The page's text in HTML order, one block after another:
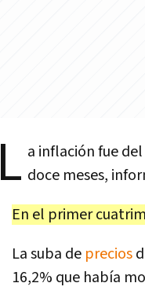
L a inflación fue del
doce meses,
En el primer
La suba de precios
16,2% que había